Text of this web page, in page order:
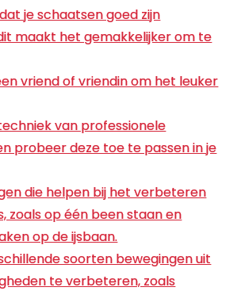
je schaatsen goed zijn
maakt het gemakkelijker om te
vriend of vriendin om het leuker
van professionele
probeer deze toe te passen in je
die helpen bij het verbeteren
zoals op één been staan en
op de ijsbaan.
soorten bewegingen uit
te verbeteren, zoals